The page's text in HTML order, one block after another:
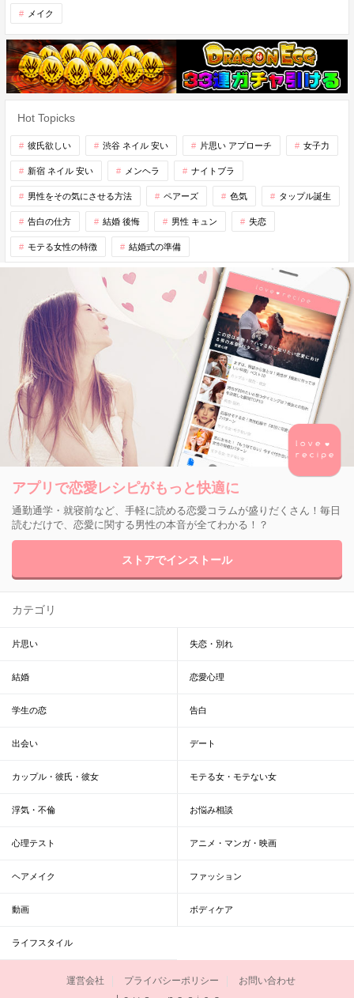
メイク
Hot Topicks
彼氏欲しい 渋谷 ネイル 安い 片思い アプローチ 女子力
新宿 ネイル 安い メンヘラ ナイトブラ
男性をその気にさせる方法 ペアーズ 色気 タップル誕生
告白の仕方 結婚 後悔 男性 キュン 失恋
モテる女性の特徴 結婚式の準備
アプリで恋愛レシピがもっと快適に
通勤通学・就寝前など、手軽に読める恋愛コラムが盛りだくさん！毎日
読むだけで、恋愛に関する男性の本音が全てわかる！？
ストアでインストール
カテゴリ
片思い 失恋・別れ
結婚 恋愛心理
学生の恋 告白
出会い デート
カップル・彼氏・彼女 モテる女・モテない女
浮気・不倫 お悩み相談
心理テスト アニメ・マンガ・映画
ヘアメイク ファッション
動画 ボディケア
ライフスタイル
運営会社 プライバシーポリシー お問い合わせ